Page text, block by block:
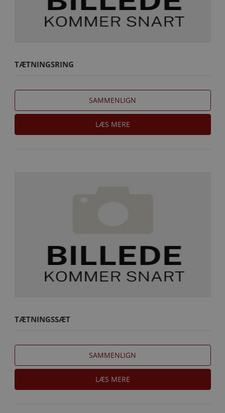
TÆTNINGSRING
SAMMENLIGN
LÆS MERE
TÆTNINGSSÆT
SAMMENLIGN
LÆS MERE